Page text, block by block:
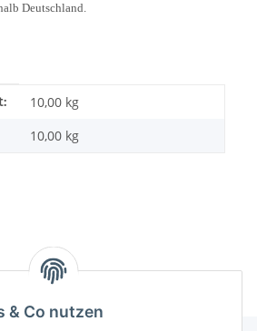
& Co nutzen
Deutschland.
10,00 kg
10,00 kg